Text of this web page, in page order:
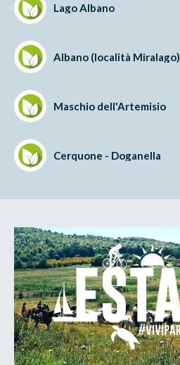
Lago Albano
Albano (località Miralago)
Maschio dell'Artemisio
Cerquone - Doganella